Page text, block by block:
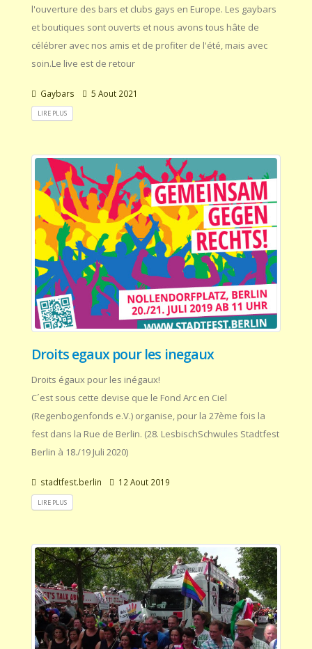
l'ouverture des bars et clubs gays en Europe. Les gaybars
et boutiques sont ouverts et nous avons tous hâte de
célébrer avec nos amis et de profiter de l'été, mais avec
soin.Le live est de retour
Gaybars 5 Aout 2021
LIRE PLUS
Droits egaux pour les inegaux
Droits égaux pour les inégaux!
C´est sous cette devise que le Fond Arc en Ciel
(Regenbogenfonds e.V.) organise, pour la 27ème fois la
fest dans la Rue de Berlin. (28. LesbischSchwules Stadtfest
Berlin à 18./19 Juli 2020)
stadtfest.berlin 12 Aout 2019
LIRE PLUS